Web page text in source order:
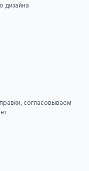
дизайна
согласовываем